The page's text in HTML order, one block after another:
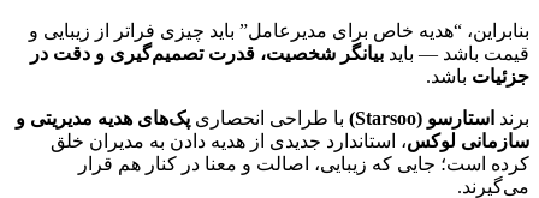
بنابراین، “هدیه خاص برای مدیرعامل” باید چیزی فراتر از زیبایی و
قیمت باشد — باید بیانگر شخصیت، قدرت تصمیم‌گیری و دقت در
جزئیات باشد.
برند استارسو (Starsoo) با طراحی انحصاری پک‌های هدیه مدیریتی و
سازمانی لوکس، استاندارد جدیدی از هدیه دادن به مدیران خلق
کرده است؛ جایی که زیبایی، اصالت و معنا در کنار هم قرار
می‌گیرند.